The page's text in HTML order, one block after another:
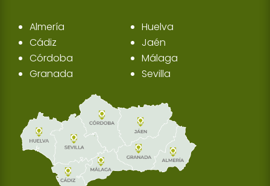
Almería
Cádiz
Córdoba
Granada
Huelva
Jaén
Málaga
Sevilla